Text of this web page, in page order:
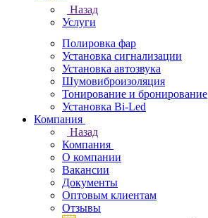
Назад
Услуги
Полировка фар
Установка сигнализации
Установка автозвука
Шумовиброизоляция
Тонирование и бронирование
Установка Bi-Led
Компания
Назад
Компания
О компании
Вакансии
Документы
Оптовым клиентам
Отзывы